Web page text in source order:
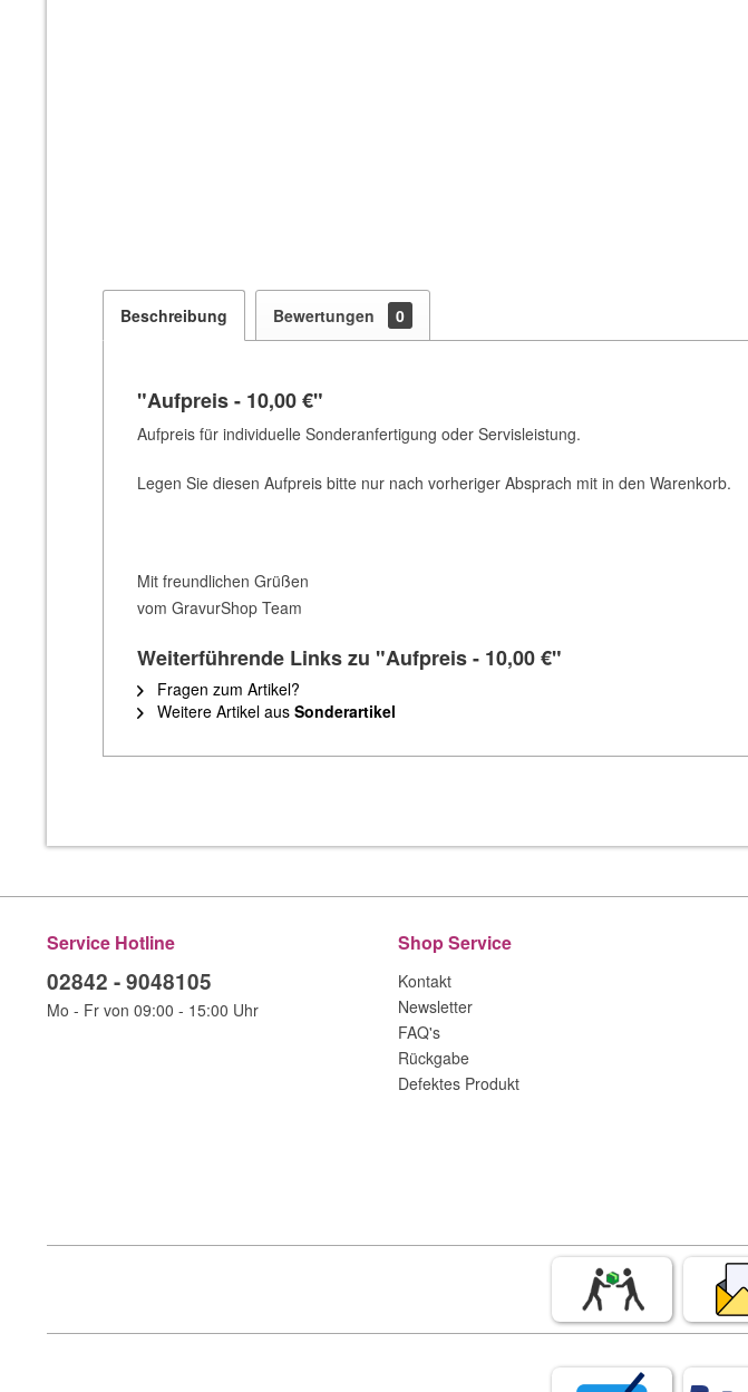
Beschreibung Bewertungen 0
"Aufpreis - 10,00 €"
Aufpreis für individuelle Sonderanfertigung oder Servisleistung.
Legen Sie diesen Aufpreis bitte nur nach vorheriger Absprach mit in den Warenkorb.
Mit freundlichen Grüßen
vom GravurShop Team
Weiterführende Links zu "Aufpreis - 10,00 €"
Fragen zum Artikel?
Weitere Artikel aus Sonderartikel
Service Hotline
02842 - 9048105
Mo - Fr von 09:00 - 15:00 Uhr
Shop Service
Kontakt
Newsletter
FAQ's
Rückgabe
Defektes Produkt